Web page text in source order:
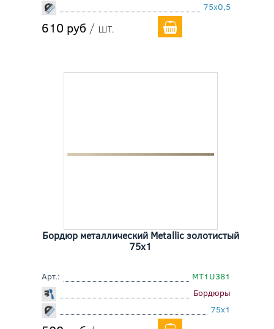
75x0,5
610 руб / шт.
Бордюр металлический Metallic золотистый
75x1
Арт.:
MT1U381
Бордюры
75x1